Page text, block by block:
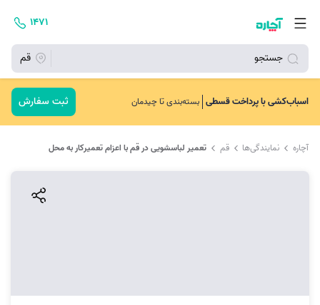
جستجو قم
۱۴۷۱
اسباب‌کشی با پرداخت قسطی بسته‌بندی تا چیدمان ثبت سفارش
آچاره نمایندگی‌ها قم تعمیر لباسشویی در قم با اعزام تعمیرکار به محل